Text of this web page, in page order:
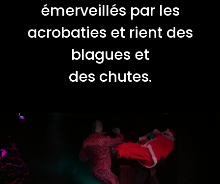
émerveillés par les
acrobaties et rient des
blagues et
des chutes.